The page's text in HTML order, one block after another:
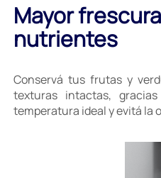
Mayor
nutrientes
Conservá tus frutas y
texturas intactas,
temperatura ideal y evitá la